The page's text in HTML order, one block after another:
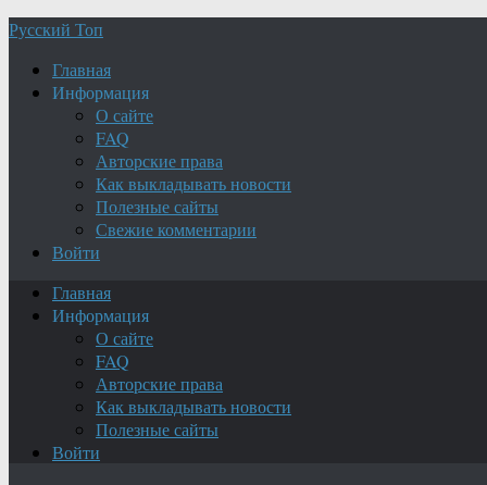
Русский Топ
Главная
Информация
О сайте
FAQ
Авторские права
Как выкладывать новости
Полезные сайты
Свежие комментарии
Войти
Главная
Информация
О сайте
FAQ
Авторские права
Как выкладывать новости
Полезные сайты
Войти